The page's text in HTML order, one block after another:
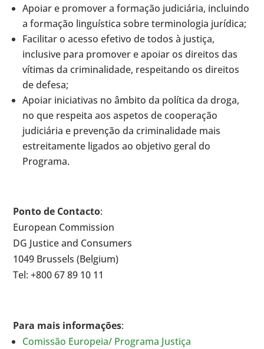
Apoiar e promover a formação judiciária, incluindo
a formação linguística sobre terminologia jurídica;
Facilitar o acesso efetivo de todos à justiça,
inclusive para promover e apoiar os direitos das
vítimas da criminalidade, respeitando os direitos
de defesa;
Apoiar iniciativas no âmbito da política da droga,
no que respeita aos aspetos de cooperação
judiciária e prevenção da criminalidade mais
estreitamente ligados ao objetivo geral do
Programa.
Ponto de Contacto:
European Commission
DG Justice and Consumers
1049 Brussels (Belgium)
Tel: +800 67 89 10 11
Para mais informações:
Comissão Europeia/ Programa Justiça